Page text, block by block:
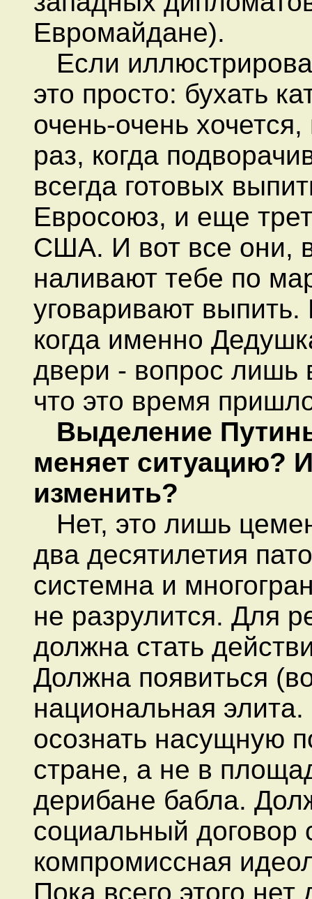
Евромайдане).
Если
это просто: бухать
очень-очень
раз, когда
всегда готовых
Евросоюз, и еще
США. И вот все они,
наливают тебе по
уговаривают
когда именно
двери - вопрос лишь
что это время
Выделение
меняет ситуацию?
изменить?
Нет, это лишь
два десятилетия
системна и
не разрулится. Для
должна стать
Должна появиться
национальная
осознать насущную
стране, а не в
дерибане бабла.
социальный
компромиссная
Пока всего этого